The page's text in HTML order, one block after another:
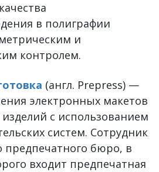
в полиграфии
и
контролем.
(англ. Prepress) —
электронных макетов
с использованием
систем. Сотрудник
предпечатного бюро, в
входит предпечатная